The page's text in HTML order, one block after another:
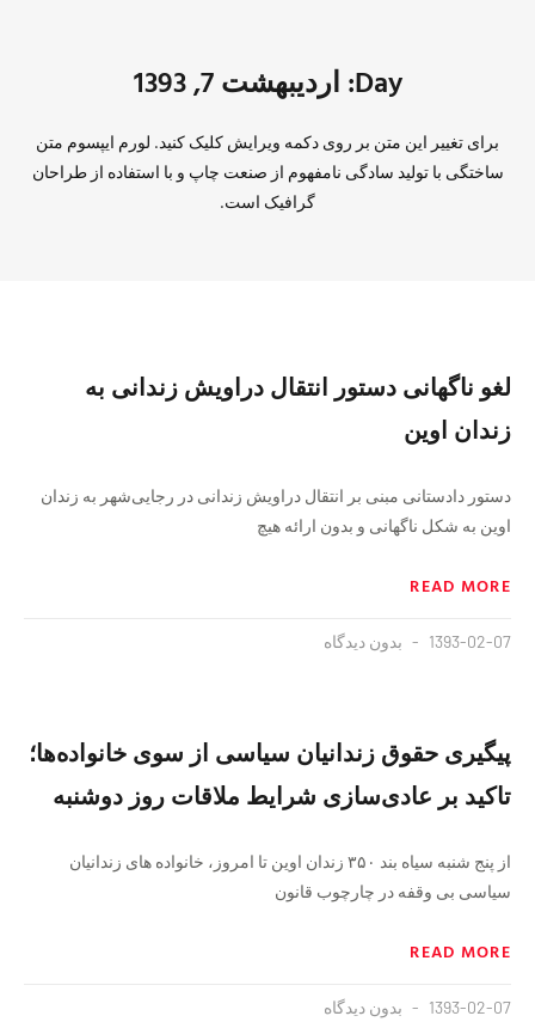
Day: اردیبهشت 7, 1393
برای تغییر این متن بر روی دکمه ویرایش کلیک کنید. لورم ایپسوم متن
ساختگی با تولید سادگی نامفهوم از صنعت چاپ و با استفاده از طراحان
گرافیک است.
لغو ناگهانی دستور انتقال دراویش زندانی به
زندان اوین
دستور دادستانی مبنی بر انتقال دراویش زندانی در رجایی‌شهر به زندان
اوین به شکل ناگهانی و بدون ارائه هیچ
READ MORE
1393-02-07 بدون دیدگاه
پیگیری حقوق زندانیان سیاسی از سوی خانواده‌ها؛
تاکید بر عادی‌سازی شرایط ملاقات روز دوشنبه
از پنج شنبه سیاه بند ۳۵۰ زندان اوین تا امروز، خانواده های زندانیان
سیاسی بی وقفه در چارچوب قانون
READ MORE
1393-02-07 بدون دیدگاه